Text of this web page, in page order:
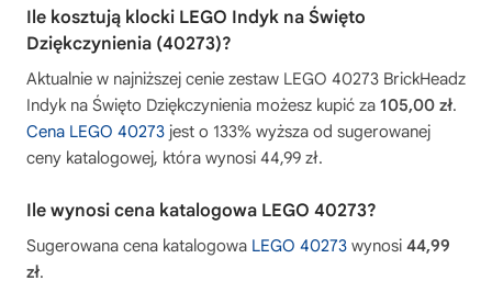
Ile kosztują klocki LEGO Indyk na Święto
Dziękczynienia (40273)?
Aktualnie w najniższej cenie zestaw LEGO 40273 BrickHeadz
Indyk na Święto Dziękczynienia możesz kupić za 105,00 zł.
Cena LEGO 40273 jest o 133% wyższa od sugerowanej
ceny katalogowej, która wynosi 44,99 zł.
Ile wynosi cena katalogowa LEGO 40273?
Sugerowana cena katalogowa LEGO 40273 wynosi 44,99
zł.